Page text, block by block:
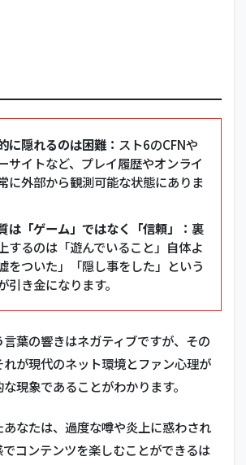
に隠れるのは困難： スト6のCFNや
サイトなど、プレイ履歴やオンライ
に外部から観測可能な状態にありま
は「ゲーム」ではなく「信頼」： 裏
するのは「遊んでいること」自体よ
をついた」「隠し事をした」という
引き金になります。
言葉の響きはネガティブですが、その
が現代のネット環境とファン心理が
現象であることがわかります。
なたは、過度な噂や炎上に惑わされ
コンテンツを楽しむことができるは